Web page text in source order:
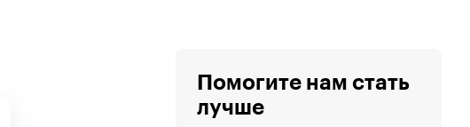
Помогите нам стать
лучше